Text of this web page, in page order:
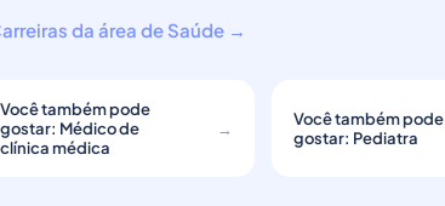
da área de Saúde →
Você também pode
gostar: Médico de
clínica médica
→
Você também pode
gostar: Pediatra